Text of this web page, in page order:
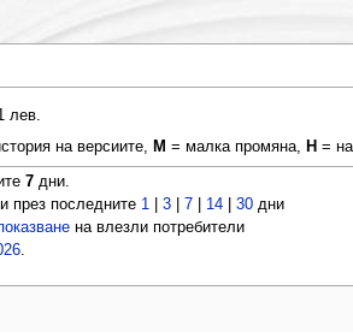
лев.
на версиите, М = малка промяна, Н =
7дни.
през последните 1 3| 7| 14| 30дни
на влезли потребители
.